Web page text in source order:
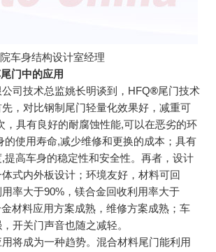
车身结构设计室经理
门中的应用
司技术总监姚长明谈到，HFQ®尾门技术
，对比钢制尾门轻量化效果好，减重可
，具有良好的耐腐蚀性能,可以在恶劣的环
的使用寿命,减少维修和更换的成本；具有
提高车身的稳定性和安全性。再者，设计
式内外板设计；环境友好，材料可回
率大于90%，镁合金回收利用率大于
材料应用方案成熟，维修方案成熟；车
开关门声音也随之减轻。
将成为一种趋势。混合材料尾门能利用